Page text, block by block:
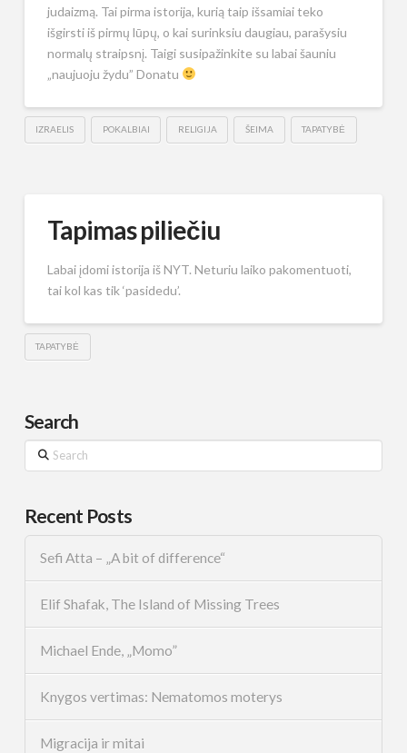
judaizmą. Tai pirma istorija, kurią taip išsamiai teko
išgirsti iš pirmų lūpų, o kai surinksiu daugiau, parašysiu
normalų straipsnį. Taigi susipažinkite su labai šauniu
„naujuoju žydu” Donatu
IZRAELIS POKALBIAI RELIGIJA ŠEIMA TAPATYBĖ
Tapimas piliečiu
Labai įdomi istorija iš NYT. Neturiu laiko pakomentuoti,
tai kol kas tik ‘pasidedu’.
TAPATYBĖ
Search
Search
Recent Posts
Sefi Atta – „A bit of difference“
Elif Shafak, The Island of Missing Trees
Michael Ende, „Momo”
Knygos vertimas: Nematomos moterys
Migracija ir mitai